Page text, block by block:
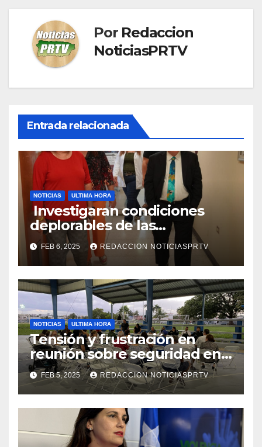
Por Redaccion
NoticiasPRTV
Entrada relacionada
NOTICIAS ULTIMA HORA
Investigaran condiciones
deplorables de las
facilidades el Departamento
de la Salud en Mayagüez
FEB 6, 2025 REDACCION NOTICIASPRTV
NOTICIAS ULTIMA HORA
Tensión y frustración en
reunión sobre seguridad en
Reparto Metropolitano
FEB 5, 2025 REDACCION NOTICIASPRTV